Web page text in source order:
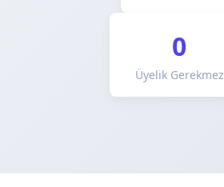
0
Üyelik Gerekmez